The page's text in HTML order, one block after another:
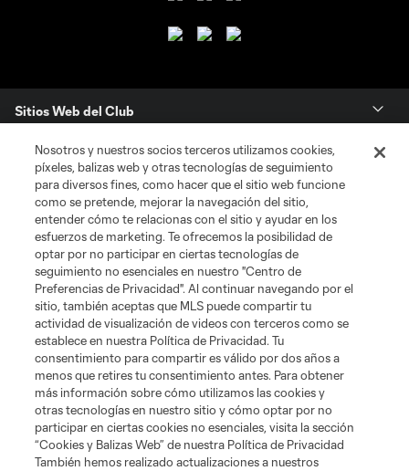
Sitios Web del Club
Club
Tickets
News
MLSSOCCER.COM
Nosotros y nuestros socios terceros utilizamos cookies,
píxeles, balizas web y otras tecnologías de seguimiento
para diversos fines, como hacer que el sitio web funcione
como se pretende, mejorar la navegación del sitio,
entender cómo te relacionas con el sitio y ayudar en los
esfuerzos de marketing. Te ofrecemos la posibilidad de
optar por no participar en ciertas tecnologías de
seguimiento no esenciales en nuestro "Centro de
Preferencias de Privacidad". Al continuar navegando por el
sitio, también aceptas que MLS puede compartir tu
actividad de visualización de videos con terceros como se
establece en nuestra Política de Privacidad. Tu
consentimiento para compartir es válido por dos años a
menos que retires tu consentimiento antes. Para obtener
más información sobre cómo utilizamos las cookies y
otras tecnologías en nuestro sitio y cómo optar por no
participar en ciertas cookies no esenciales, visita la sección
“Cookies y Balizas Web” de nuestra Política de Privacidad
También hemos realizado actualizaciones a nuestros